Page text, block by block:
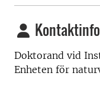
Doktorand vid
Enheten för